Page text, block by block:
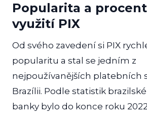
Popularita a
využití PIX
Od svého zavedení si PIX
popularitu a stal se jedním z
nejpoužívanějších platebních
Brazílii. Podle statistik
banky bylo do konce roku